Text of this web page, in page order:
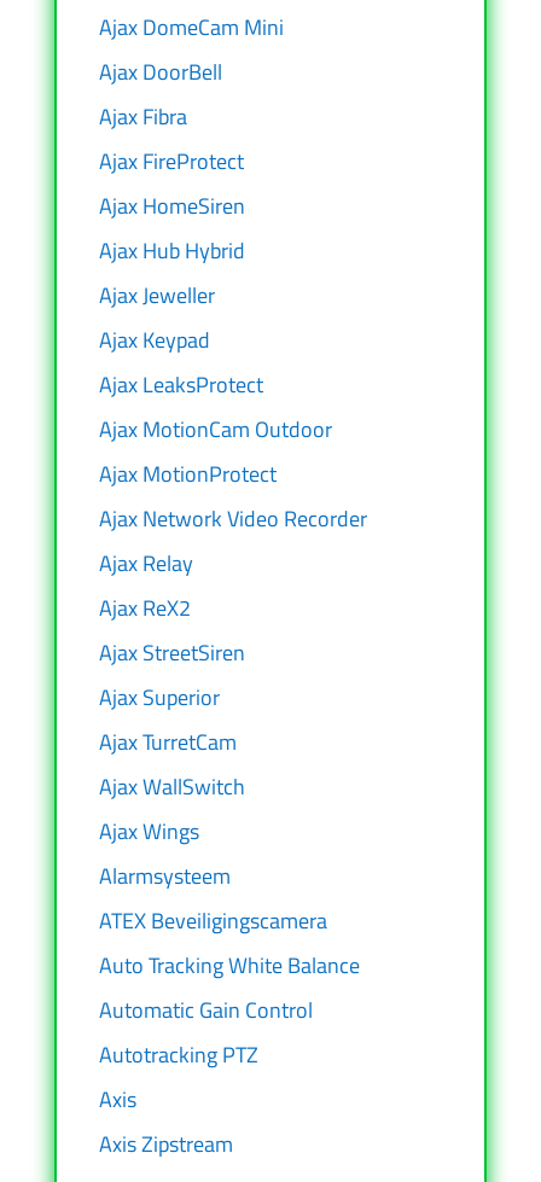
Ajax DomeCam Mini
Ajax DoorBell
Ajax Fibra
Ajax FireProtect
Ajax HomeSiren
Ajax Hub Hybrid
Ajax Jeweller
Ajax Keypad
Ajax LeaksProtect
Ajax MotionCam Outdoor
Ajax MotionProtect
Ajax Network Video Recorder
Ajax Relay
Ajax ReX2
Ajax StreetSiren
Ajax Superior
Ajax TurretCam
Ajax WallSwitch
Ajax Wings
Alarmsysteem
ATEX Beveiligingscamera
Auto Tracking White Balance
Automatic Gain Control
Autotracking PTZ
Axis
Axis Zipstream